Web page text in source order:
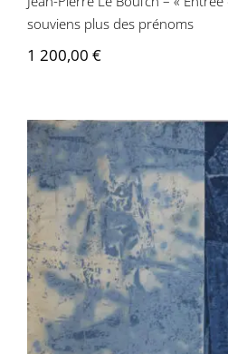
souviens plus des prénoms
1 200,00 €
Jean-Pierre Le